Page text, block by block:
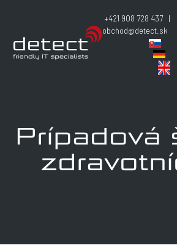
+421 908 728 437 |
obchod@detect.sk
Prípadová